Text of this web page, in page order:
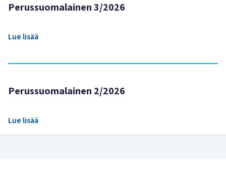
Perussuomalainen 3/2026
Lue lisää
Perussuomalainen 2/2026
Lue lisää